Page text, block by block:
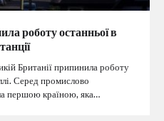
роботу останньої в
Британії припинила роботу
Серед промислово
першою країною, яка…